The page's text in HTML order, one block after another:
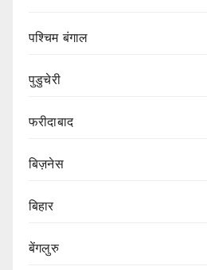
पश्चिम बंगाल
पुडुचेरी
फरीदाबाद
बिज़नेस
बिहार
बेंगलुरु